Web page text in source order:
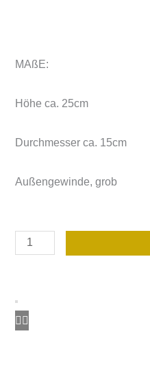
MAßE:
Höhe ca. 25cm
Durchmesser ca. 15cm
Außengewinde, grob
Platinum
SS01
Menge